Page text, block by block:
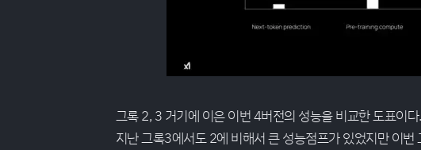
그록 2, 3 거기에 이은 이번 4버전의 성능을 비교한 도표이다.
지난 그록3에서도 2에 비해서 큰 성능점프가 있었지만 이